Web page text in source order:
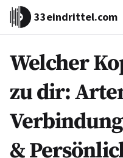
33eindrittel.com
Welcher
zu dir:
&